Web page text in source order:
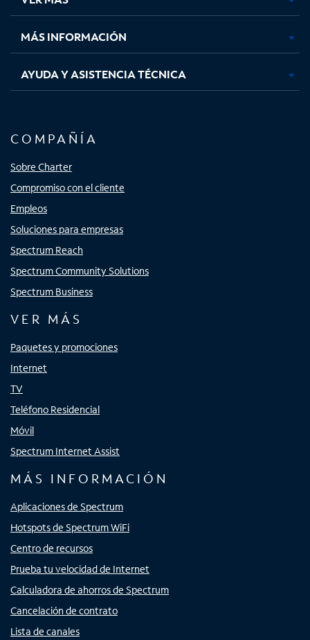
nuevanuevanuevanueva
MÁS INFORMACIÓN
AYUDA Y ASISTENCIA TÉCNICA
COMPAÑÍA
Sobre Charter
Compromiso con el cliente
Empleos
Soluciones para empresas
Spectrum Reach
Spectrum Community Solutions
Spectrum Business
VER MÁS
Paquetes y promociones
Internet
TV
Teléfono Residencial
Móvil
Spectrum Internet Assist
MÁS INFORMACIÓN
Aplicaciones de Spectrum
Hotspots de Spectrum WiFi
Centro de recursos
Prueba tu velocidad de Internet
Calculadora de ahorros de Spectrum
Cancelación de contrato
Lista de canales